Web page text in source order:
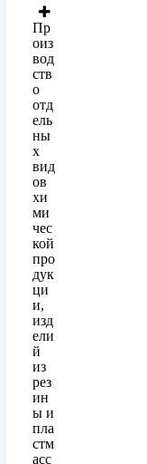
Пр
оиз
вод
ств
о
отд
ель
ны
х
вид
ов
хи
ми
чес
кой
про
дук
ци
и,
изд
ели
й
из
рез
ин
ы и
пла
стм
асс